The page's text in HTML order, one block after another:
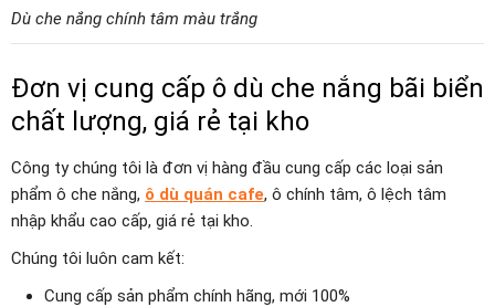
Dù che nắng chính tâm màu trắng
Đơn vị cung cấp ô dù che nắng bãi biển
chất lượng, giá rẻ tại kho
Công ty chúng tôi là đơn vị hàng đầu cung cấp các loại sản
phẩm ô che nắng, ô dù quán cafe, ô chính tâm, ô lệch tâm
nhập khẩu cao cấp, giá rẻ tại kho.
Chúng tôi luôn cam kết:
Cung cấp sản phẩm chính hãng, mới 100%